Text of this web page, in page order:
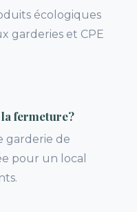
écologiques
garderies et CPE
fermeture?
garderie de
pour un local